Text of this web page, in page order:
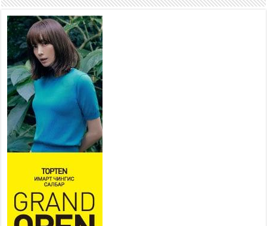
2026 оны 7 сар 15 / 11 цаг 22 минут
Наадмын амралтын өдрүүдэд
нийслэлийн эрүүл мэндийн
байгууллагууд дараах
хуваарийн дагуу ажиллана
2026 оны 7 сар 15 / 11 цаг 18 минут
Үндэсний их баяр наадам
эхэллээ
2026 оны 7 сар 15 / 11 цаг 14 минут
Үер усны аюулаас сэргийлж, нийслэлийн Онцгой
байдлын газрын 162 алба хаагч үүрэг гүйцэтгэж
2026 оны 7 сар 15 / 11 цаг 07 минут
Үндэсний их сурын харваанд 850 харваач цэц
мэргэнээ сорьж байна
2026 оны 7 сар 15 / 11 цаг 03 минут